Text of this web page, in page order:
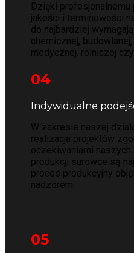
Dzięki
jakości i terminowości
do najbardziej
chemicznej,
medycznej, rolniczej
04
Indywidualne
W zakresie naszej
realizacja projektów
oczekiwaniami
produkcji surowce są
proces produkcyjny
nadzorem.
05